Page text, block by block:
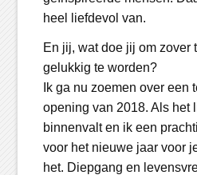
heel liefdevol van.
En jij, wat doe jij om zover
gelukkig te worden?
Ik ga nu zoemen over een
opening van 2018. Als het
binnenvalt en ik een
voor het nieuwe jaar voor
het. Diepgang en